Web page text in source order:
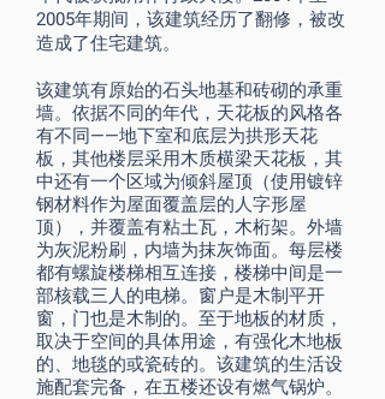
2005年期间，该建筑经历了翻修，被改
造成了住宅建筑。
该建筑有原始的石头地基和砖砌的承重
墙。依据不同的年代，天花板的风格各
有不同——地下室和底层为拱形天花
板，其他楼层采用木质横梁天花板，其
中还有一个区域为倾斜屋顶（使用镀锌
钢材料作为屋面覆盖层的人字形屋
顶），并覆盖有粘土瓦，木桁架。外墙
为灰泥粉刷，内墙为抹灰饰面。每层楼
都有螺旋楼梯相互连接，楼梯中间是一
部核载三人的电梯。窗户是木制平开
窗，门也是木制的。至于地板的材质，
取决于空间的具体用途，有强化木地板
的、地毯的或瓷砖的。该建筑的生活设
施配套完备，在五楼还设有燃气锅炉。